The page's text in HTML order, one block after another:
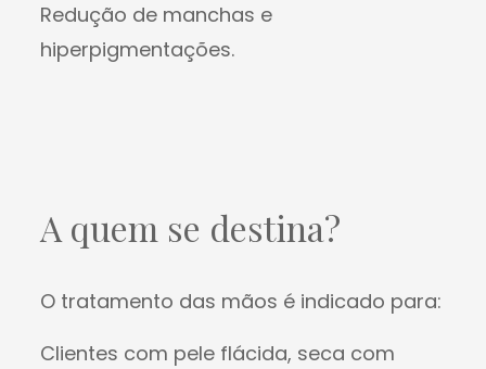
Redução de manchas e
hiperpigmentações.
A quem se destina?
O tratamento das mãos é indicado para:
Clientes com pele flácida, seca com